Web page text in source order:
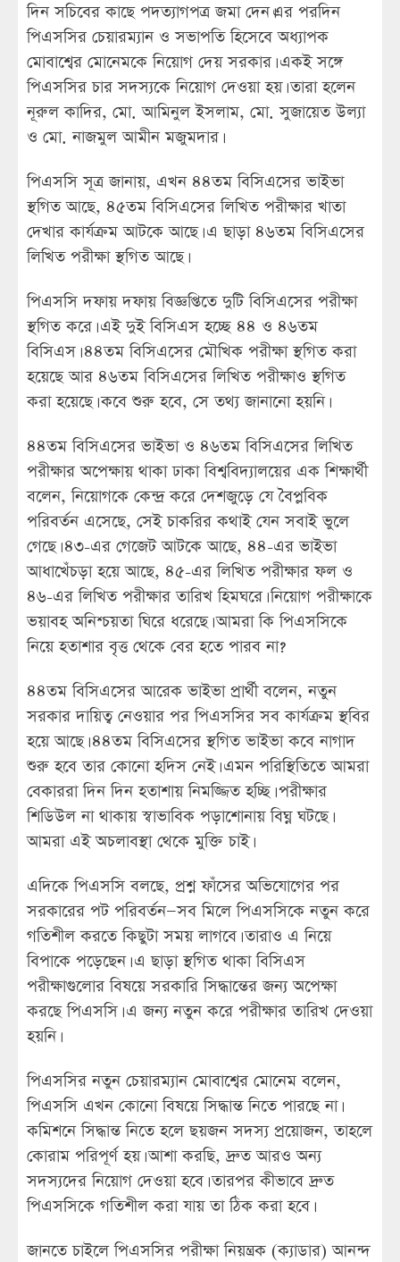
দিন সচিবের কাছে পদত্যাগপত্র জমা দেন।এর পরদিন
পিএসসির চেয়ারম্যান ও সভাপতি হিসেবে অধ্যাপক
মোবাশ্বের মোনেমকে নিয়োগ দেয় সরকার। একই সঙ্গে
পিএসসির চার সদস্যকে নিয়োগ দেওয়া হয়। তারা হলেন
নূরুল কাদির, মো. আমিনুল ইসলাম, মো. সুজায়েত উল্যা
ও মো. নাজমুল আমীন মজুমদার।
পিএসসি সূত্র জানায়, এখন ৪৪তম বিসিএসের ভাইভা
স্থগিত আছে, ৪৫তম বিসিএসের লিখিত পরীক্ষার খাতা
দেখার কার্যক্রম আটকে আছে। এ ছাড়া ৪৬তম বিসিএসের
লিখিত পরীক্ষা স্থগিত আছে।
পিএসসি দফায় দফায় বিজ্ঞপ্তিতে দুটি বিসিএসের পরীক্ষা
স্থগিত করে। এই দুই বিসিএস হচ্ছে ৪৪ ও ৪৬তম
বিসিএস। ৪৪তম বিসিএসের মৌখিক পরীক্ষা স্থগিত করা
হয়েছে আর ৪৬তম বিসিএসের লিখিত পরীক্ষাও স্থগিত
করা হয়েছে। কবে শুরু হবে, সে তথ্য জানানো হয়নি।
৪৪তম বিসিএসের ভাইভা ও ৪৬তম বিসিএসের লিখিত
পরীক্ষার অপেক্ষায় থাকা ঢাকা বিশ্ববিদ্যালয়ের এক শিক্ষার্থী
বলেন, নিয়োগকে কেন্দ্র করে দেশজুড়ে যে বৈপ্লবিক
পরিবর্তন এসেছে, সেই চাকরির কথাই যেন সবাই ভুলে
গেছে। ৪৩-এর গেজেট আটকে আছে, ৪৪-এর ভাইভা
আধাখেঁচড়া হয়ে আছে, ৪৫-এর লিখিত পরীক্ষার ফল ও
৪৬-এর লিখিত পরীক্ষার তারিখ হিমঘরে। নিয়োগ পরীক্ষাকে
ভয়াবহ অনিশ্চয়তা ঘিরে ধরেছে। আমরা কি পিএসসিকে
নিয়ে হতাশার বৃত্ত থেকে বের হতে পারব না?
৪৪তম বিসিএসের আরেক ভাইভা প্রার্থী বলেন, নতুন
সরকার দায়িত্ব নেওয়ার পর পিএসসির সব কার্যক্রম স্থবির
হয়ে আছে। ৪৪তম বিসিএসের স্থগিত ভাইভা কবে নাগাদ
শুরু হবে তার কোনো হদিস নেই। এমন পরিস্থিতিতে আমরা
বেকাররা দিন দিন হতাশায় নিমজ্জিত হচ্ছি। পরীক্ষার
শিডিউল না থাকায় স্বাভাবিক পড়াশোনায় বিঘ্ন ঘটছে।
আমরা এই অচলাবস্থা থেকে মুক্তি চাই।
এদিকে পিএসসি বলছে, প্রশ্ন ফাঁসের অভিযোগের পর
সরকারের পট পরিবর্তন—সব মিলে পিএসসিকে নতুন করে
গতিশীল করতে কিছুটা সময় লাগবে। তারাও এ নিয়ে
বিপাকে পড়েছেন। এ ছাড়া স্থগিত থাকা বিসিএস
পরীক্ষাগুলোর বিষয়ে সরকারি সিদ্ধান্তের জন্য অপেক্ষা
করছে পিএসসি। এ জন্য নতুন করে পরীক্ষার তারিখ দেওয়া
হয়নি।
পিএসসির নতুন চেয়ারম্যান মোবাশ্বের মোনেম বলেন,
পিএসসি এখন কোনো বিষয়ে সিদ্ধান্ত নিতে পারছে না।
কমিশনে সিদ্ধান্ত নিতে হলে ছয়জন সদস্য প্রয়োজন, তাহলে
কোরাম পরিপূর্ণ হয়। আশা করছি, দ্রুত আরও অন্য
সদস্যদের নিয়োগ দেওয়া হবে। তারপর কীভাবে দ্রুত
পিএসসিকে গতিশীল করা যায় তা ঠিক করা হবে।
জানতে চাইলে পিএসসির পরীক্ষা নিয়ন্ত্রক (ক্যাডার) আনন্দ